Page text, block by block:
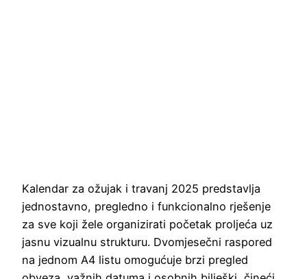
Kalendar za ožujak i travanj 2025 predstavlja
jednostavno, pregledno i funkcionalno rješenje
za sve koji žele organizirati početak proljeća uz
jasnu vizualnu strukturu. Dvomjesečni raspored
na jednom A4 listu omogućuje brzi pregled